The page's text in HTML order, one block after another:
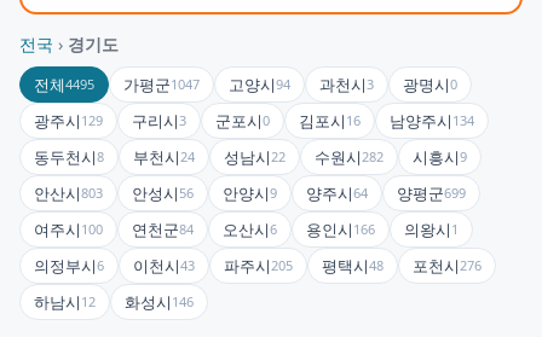
전국 › 경기도
전체4495 가평군1047 고양시94 과천시3 광명시0
광주시 129 구리시3 군포시0 김포시 16 남양주시 134
동두천시8 부천시24 성남시22 수원시282 시흥시9
안산시803 안성시 56 안양시9 양주시64 양평군699
여주시 100 연천군84 오산시6 용인시 166 의왕시 1
의정부시6 이천시43 파주시205 평택시48 포천시276
하남시 12 화성시 146